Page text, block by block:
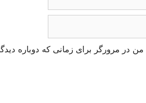
من در مرورگر برای زمانی که دوباره